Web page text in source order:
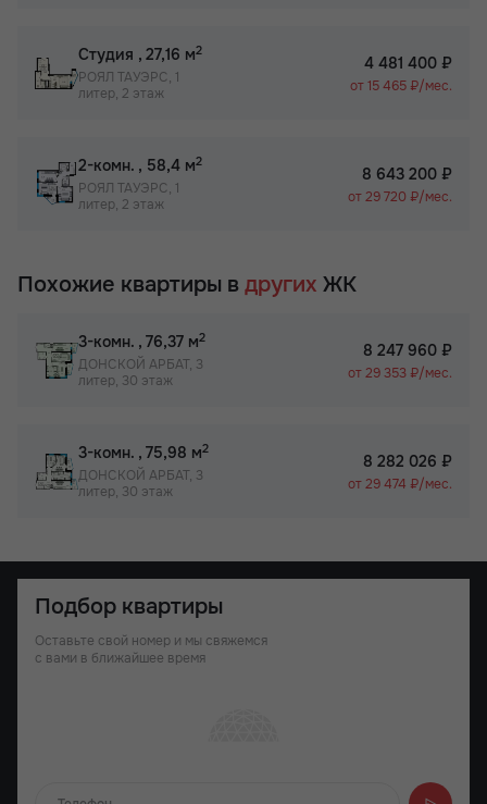
Студия , 27,16 м2
РОЯЛ ТАУЭРС, 1
литер, 2 этаж
4 481 400 ₽
от 15 465 ₽/мес.
2-комн. , 58,4 м2
РОЯЛ ТАУЭРС, 1
литер, 2 этаж
8 643 200 ₽
от 29 720 ₽/мес.
Похожие квартиры в других ЖК
3-комн. , 76,37 м2
ДОНСКОЙ АРБАТ, 3
литер, 30 этаж
8 247 960 ₽
от 29 353 ₽/мес.
3-комн. , 75,98 м2
ДОНСКОЙ АРБАТ, 3
литер, 30 этаж
8 282 026 ₽
от 29 474 ₽/мес.
Подбор квартиры
Оставьте свой номер и мы свяжемся
с вами в ближайшее время